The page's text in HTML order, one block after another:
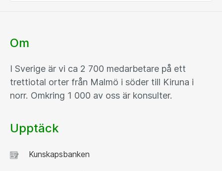
Om
I Sverige är vi ca 2 700 medarbetare på ett
trettiotal orter från Malmö i söder till Kiruna i
norr. Omkring 1 000 av oss är konsulter.
Upptäck
Kunskapsbanken